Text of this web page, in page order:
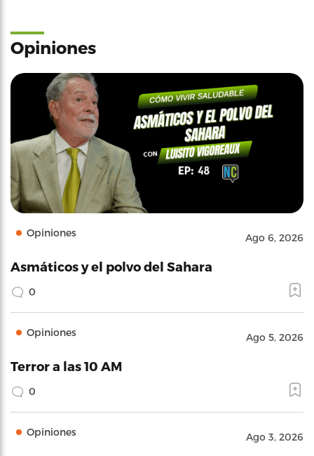
Opiniones
Opiniones Ago 6, 2026
Asmáticos y el polvo del Sahara
0
Opiniones Ago 5, 2026
Terror a las 10 AM
0
Opiniones Ago 3, 2026